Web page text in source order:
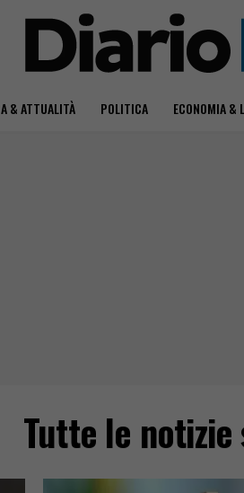
& ATTUALITÀ POLITICA ECONOMIA &
Tutte le